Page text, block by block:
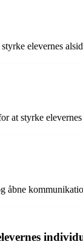
elevernes
at styrke
åbne